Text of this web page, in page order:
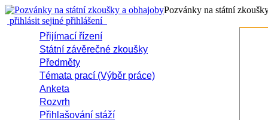
Pozvánky na státní
přihlásit sejiné přihlášení
Přijímací řízení
Státní závěrečné zkoušky
Předměty
Témata prací (Výběr práce)
Anketa
Rozvrh
Přihlašování stáží